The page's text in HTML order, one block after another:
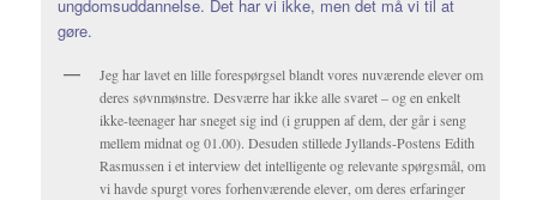
Jeg har lavet en lille forespørgsel blandt vores nuværende elever om
deres søvnmønstre. Desværre har ikke alle svaret – og en enkelt
ikke-teenager har sneget sig ind (i gruppen af dem, der går i seng
mellem midnat og 01.00). Desuden stillede Jyllands-Postens Edith
Rasmussen i et interview det intelligente og relevante spørgsmål, om
vi havde spurgt vores forhenværende elever, om deres erfaringer